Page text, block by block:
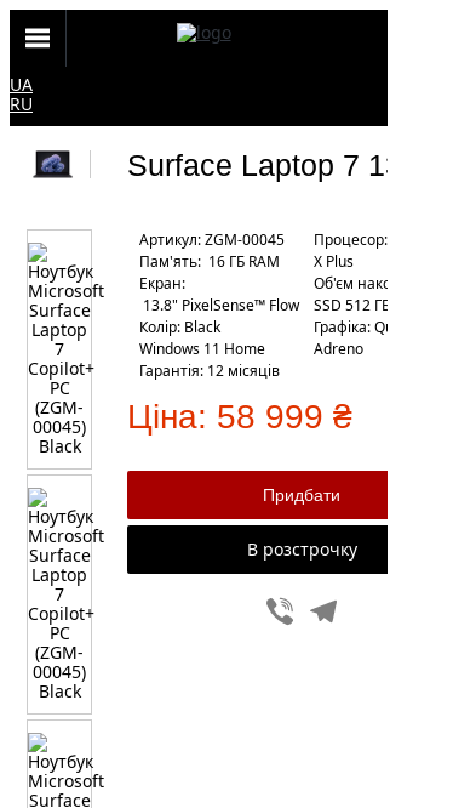
UA
RU
Surface Laptop 7 13.8"
Артикул: ZGM-00045
Процесор: Snapdragon
X Plus
Пам'ять: 16 ГБ RAM
Об'єм накопичувача:
SSD 512 ГБ
Екран:
13.8" PixelSense™ Flow
Графіка: Qualcomm
Adreno
Колір: Black
Windows 11 Home
Гарантія: 12 місяців
Ціна: 58 999 ₴
В розстрочку
Viber